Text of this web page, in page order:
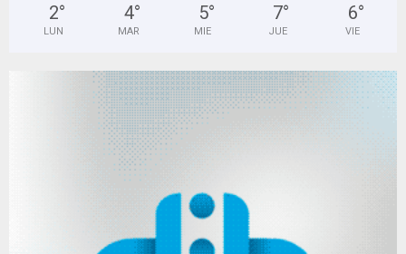
2°
LUN
4°
MAR
5°
MIE
7°
JUE
6°
VIE